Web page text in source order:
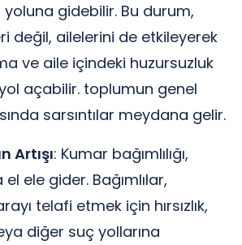
gidebilir. Bu durum,
değil, ailelerini de etkileyerek
ve aile içindeki huzursuzluk
açabilir. toplumun genel
sarsıntılar meydana gelir.
Artışı: Kumar bağımlılığı,
ele gider. Bağımlılar,
telafi etmek için hırsızlık,
diğer suç yollarına